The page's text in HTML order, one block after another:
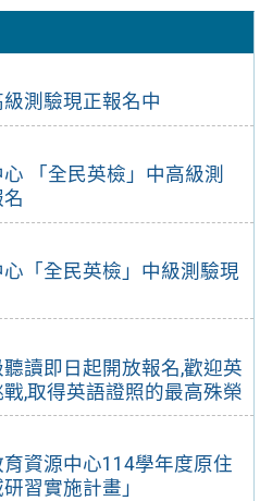
級測驗現正報名中
「全民英檢」中高級測
「全民英檢」中級測驗現
聽讀即日起開放報名,歡迎英
,取得英語證照的最高殊榮
資源中心114學年度原住
習實施計畫」